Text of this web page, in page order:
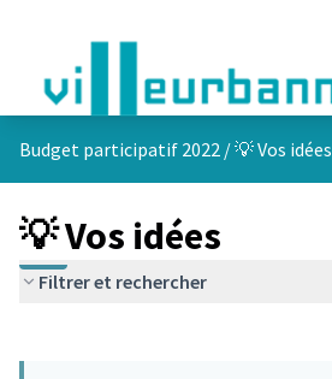
Budget participatif 2022 /💡 Vos idées
💡 Vos idées
Filtrer et rechercher